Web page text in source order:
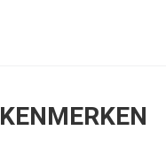
KENMERKEN